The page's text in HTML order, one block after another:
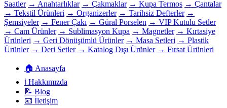
Saatler → Anahtarlıklar → Çakmaklar → Kupa Termos → Çantalar
→ Tekstil Ürünleri → Organizerler → Tarihsiz Defterler →
Şemsiyeler → Fener Çakı → Güral Porselen → VIP Kutulu Setler
→ Cam Ürünler → Sublimasyon Kupa → Magnetler → Kırtasiye
Ürünleri → Geri Dönüşümlü Ürünler → Masa Setleri → Plastik
Ürünler → Deri Setler → Katalog Dışı Ürünler → Fırsat Ürünleri
🏠 Anasayfa
ℹ️ Hakkımızda
📝 Blog
📧 İletişim